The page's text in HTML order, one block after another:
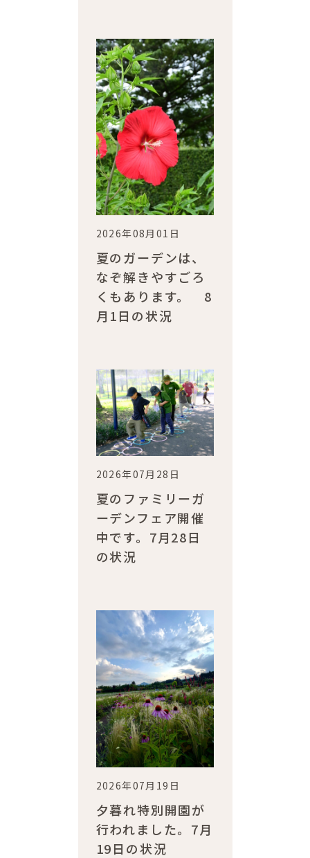
2026年08月01日
夏のガーデンは、
なぞ解きやすごろ
くもあります。 8
月1日の状況
2026年07月28日
夏のファミリーガ
ーデンフェア開催
中です。7月28日
の状況
2026年07月19日
夕暮れ特別開園が
行われました。7月
19日の状況